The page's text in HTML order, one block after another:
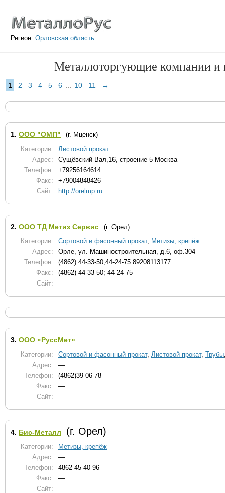
Регион: Орловская область
Металлоторгующие компании и
1 2 3 4 5 6 ... 10 11 →
1. ООО "ОМП"
(г. Мценск)
Категории:
Листовой прокат
Адрес:
Сущёвский Вал,16, строение 5 Москва
Телефон:
+79256164614
Факс:
+79004848426
Сайт:
http://orelmp.ru
2. ООО ТД Метиз Сервис
(г. Орел)
Категории:
Сортовой и фасонный прокат, Метизы, крепёж
Адрес:
Орле, ул. Машиностроительная, д.6, оф.304
Телефон:
(4862) 44-33-50;44-24-75 89208113177
Факс:
(4862) 44-33-50; 44-24-75
Сайт:
—
3. ООО «РуссМет»
Категории: Сортовой и фасонный прокат, Листовой прокат, Трубы
Адрес:
—
Телефон:
(4862)39-06-78
Факс:
—
Сайт:
—
4. Бис-Металл (г. Орел)
Категории:
Метизы, крепёж
Адрес:
—
Телефон:
4862 45-40-96
Факс:
—
Сайт:
—